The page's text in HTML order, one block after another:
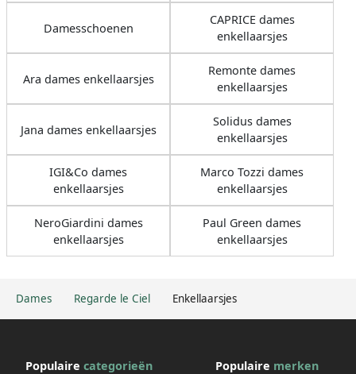
Dames Regarde le Ciel Enkellaarsjes
Damesschoenen
CAPRICE dames
enkellaarsjes
Ara dames enkellaarsjes
Remonte dames
enkellaarsjes
Jana dames enkellaarsjes
Solidus dames
enkellaarsjes
IGI&Co dames
enkellaarsjes
Marco Tozzi dames
enkellaarsjes
NeroGiardini dames
enkellaarsjes
Paul Green dames
enkellaarsjes
Populaire categorieën Populaire merken